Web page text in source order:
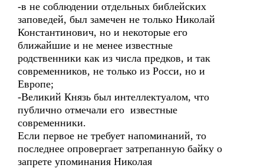
-в не соблюдении отдельных библейских
заповедей, был замечен не только Николай
Константинович, но и некоторые его
ближайшие и не менее известные
родственники как из числа предков, и так
современников, не только из Росси, но и
Европе;
-Великий Князь был интеллектуалом, что
публично отмечали его известные
современники.
Если первое не требует напоминаний, то
последнее опровергает затрепанную байку о
запрете упоминания Николая